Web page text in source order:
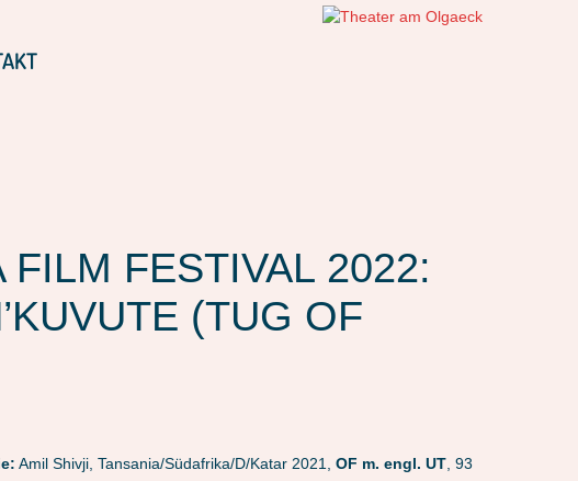
FILM FESTIVAL 2022:
(TUG OF
Amil Shivji, Tansania/Südafrika/D/Katar 2021, OF m. engl. UT , 93